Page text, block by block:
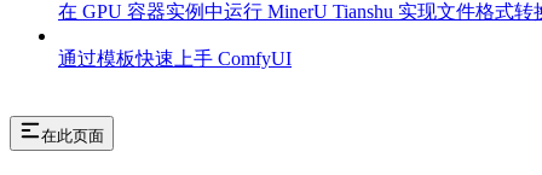
在 GPU 容器实例中运行 MinerU Tianshu 实现文件格式转
通过模板快速上手 ComfyUI
在此页面